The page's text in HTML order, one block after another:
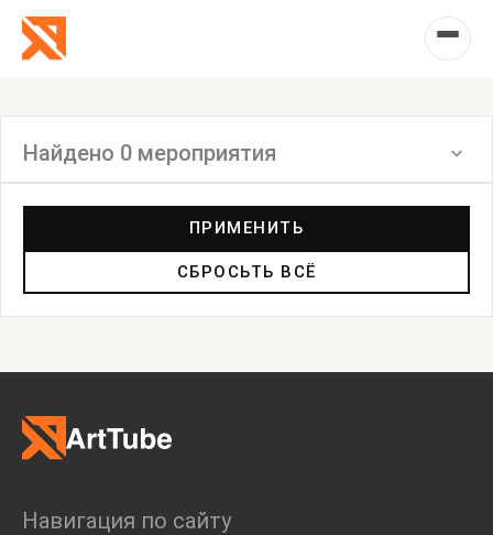
Найдено 0 мероприятия
Дискуссия
Пост-релиз
Пресс-конференция
Ярмарка
ПРИМЕНИТЬ
СБРОСЬТЬ ВСЁ
Навигация по сайту